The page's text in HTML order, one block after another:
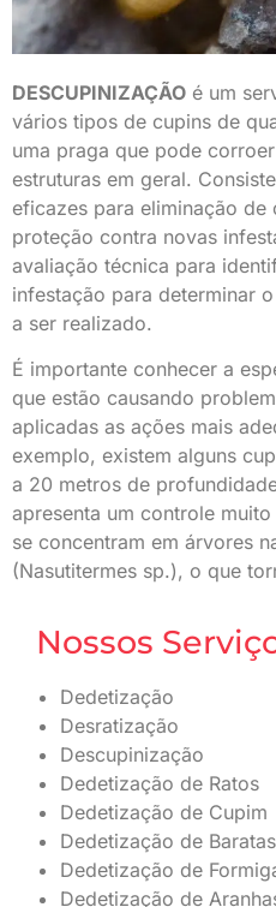
DESCUPINIZAÇÃO é um
vários tipos de cupins de
uma praga que pode
estruturas em geral.
eficazes para eliminação de
proteção contra novas
avaliação técnica para
infestação para determinar
a ser realizado.
É importante conhecer a
que estão causando
aplicadas as ações mais
exemplo, existem alguns
a 20 metros de
apresenta um controle
se concentram em árvores
(Nasutitermes sp.), o que
Nossos
Dedetização
Desratização
Descupinização
Dedetização de Ratos
Dedetização de Cupim
Dedetização de Baratas
Dedetização de
Dedetização de